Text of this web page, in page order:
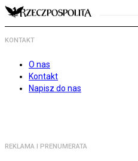
KONTAKT
O nas
Kontakt
Napisz do nas
REKLAMA I PRENUMERATA